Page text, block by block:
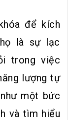
để kích
là sự lạc
trong việc
lượng tự
một bức
và tìm hiểu